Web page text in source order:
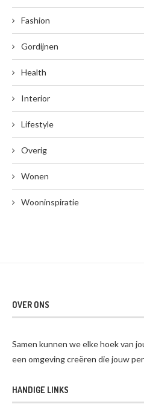
Fashion
Gordijnen
Health
Interior
Lifestyle
Overig
Wonen
Wooninspiratie
OVER ONS
Samen kunnen we elke hoek van
een omgeving creëren die jouw
HANDIGE LINKS